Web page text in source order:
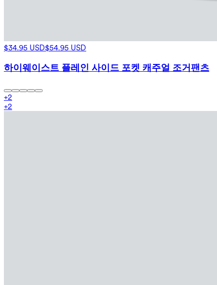
$34.95 USD$54.95 USD
하이웨이스트 플레인 사이드 포켓 캐주얼 조거팬츠
+2
+2